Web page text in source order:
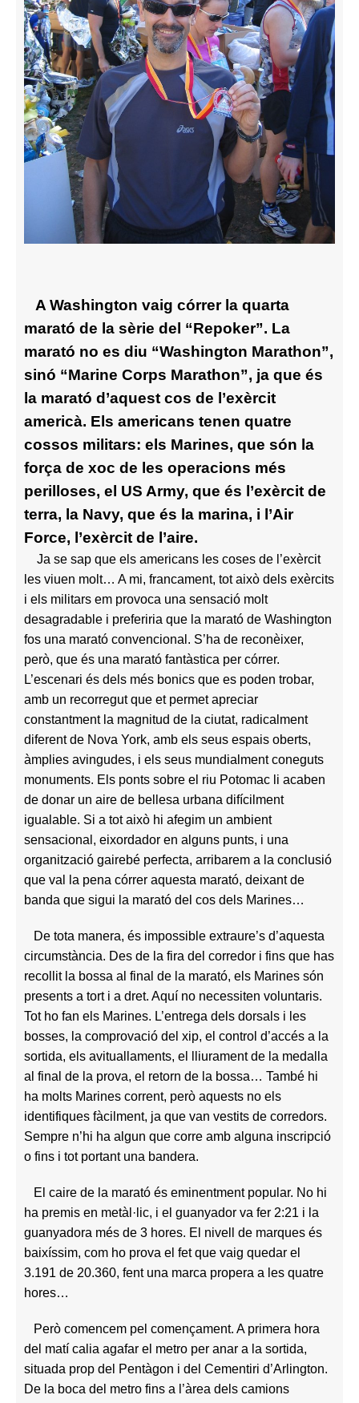
A Washington vaig córrer la quarta
marató de la sèrie del “Repoker”. La
marató no es diu “Washington Marathon”,
sinó “Marine Corps Marathon”, ja que és
la marató d’aquest cos de l’exèrcit
americà. Els americans tenen quatre
cossos militars: els Marines, que són la
força de xoc de les operacions més
perilloses, el US Army, que és l’exèrcit de
terra, la Navy, que és la marina, i l’Air
Force, l’exèrcit de l’aire.
Ja se sap que els americans les coses de l’exèrcit
les viuen molt… A mi, francament, tot això dels exèrcits
i els militars em provoca una sensació molt
desagradable i preferiria que la marató de Washington
fos una marató convencional. S’ha de reconèixer,
però, que és una marató fantàstica per córrer.
L’escenari és dels més bonics que es poden trobar,
amb un recorregut que et permet apreciar
constantment la magnitud de la ciutat, radicalment
diferent de Nova York, amb els seus espais oberts,
àmplies avingudes, i els seus mundialment coneguts
monuments. Els ponts sobre el riu Potomac li acaben
de donar un aire de bellesa urbana difícilment
igualable. Si a tot això hi afegim un ambient
sensacional, eixordador en alguns punts, i una
organització gairebé perfecta, arribarem a la conclusió
que val la pena córrer aquesta marató, deixant de
banda que sigui la marató del cos dels Marines…
De tota manera, és impossible extraure’s d’aquesta
circumstància. Des de la fira del corredor i fins que has
recollit la bossa al final de la marató, els Marines són
presents a tort i a dret. Aquí no necessiten voluntaris.
Tot ho fan els Marines. L’entrega dels dorsals i les
bosses, la comprovació del xip, el control d’accés a la
sortida, els avituallaments, el lliurament de la medalla
al final de la prova, el retorn de la bossa… També hi
ha molts Marines corrent, però aquests no els
identifiques fàcilment, ja que van vestits de corredors.
Sempre n’hi ha algun que corre amb alguna inscripció
o fins i tot portant una bandera.
El caire de la marató és eminentment popular. No hi
ha premis en metàl·lic, i el guanyador va fer 2:21 i la
guanyadora més de 3 hores. El nivell de marques és
baixíssim, com ho prova el fet que vaig quedar el
3.191 de 20.360, fent una marca propera a les quatre
hores…
Però comencem pel començament. A primera hora
del matí calia agafar el metro per anar a la sortida,
situada prop del Pentàgon i del Cementiri d’Arlington.
De la boca del metro fins a l’àrea dels camions